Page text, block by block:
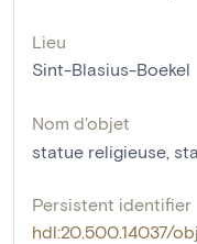
Lieu
Sint-Blasius-Boekel
Nom d'objet
statue religieuse,
Persistent identifier
hdl:20.500.14037/